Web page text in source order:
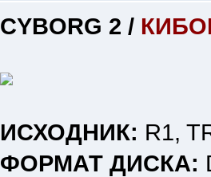
CYBORG 2 /
ИСХОДНИК: R1,
ФОРМАТ ДИСКА: